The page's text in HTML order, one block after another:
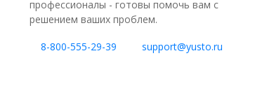
профессионалы - готовы помочь вам с
решением ваших проблем.
8-800-555-29-39 support@yusto.ru